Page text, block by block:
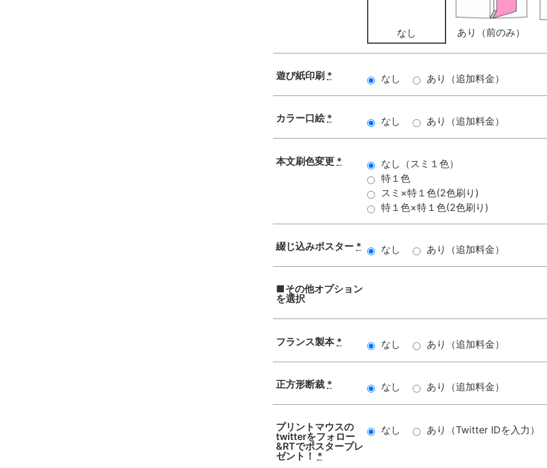
なし あり（前のみ）
遊び紙印刷 * なし あり（追加料金）
カラー口絵 * なし あり（追加料金）
本文刷色変更 *
なし（スミ１色）
特１色
スミ×特１色(2色刷り)
特１色×特１色(2色刷り)
綴じ込みポスター * なし あり（追加料金）
■その他オプション
を選択
フランス製本 * なし あり（追加料金）
正方形断裁 * なし あり（追加料金）
プリントマウスの
twitterをフォロー
&RTでポスタープレ
ゼント！ *
なし あり（Twitter IDを入力）